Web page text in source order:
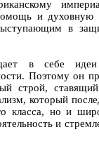
и духовную
в
в себе
Поэтому он
строй,
который
класса, но и
и